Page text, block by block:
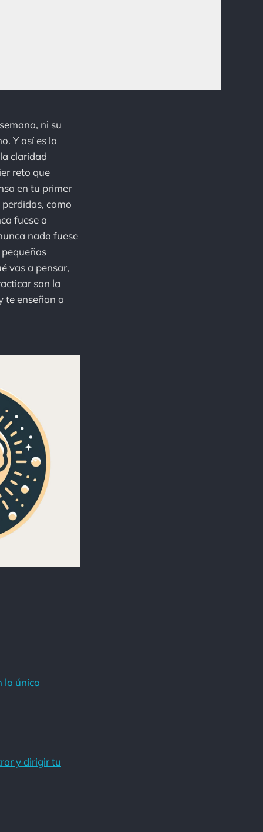
ni su
Y así es la
claridad
reto que
en tu primer
como
fuese a
nada fuese
vas a pensar,
son la
te enseñan a
la única
y dirigir tu